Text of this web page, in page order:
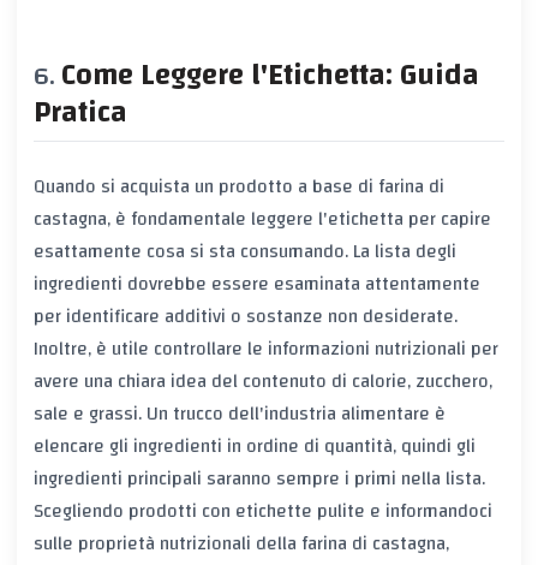
Come Leggere l'Etichetta: Guida
Pratica
Quando si acquista un prodotto a base di farina di
castagna, è fondamentale leggere l'etichetta per capire
esattamente cosa si sta consumando. La lista degli
ingredienti dovrebbe essere esaminata attentamente
per identificare additivi o sostanze non desiderate.
Inoltre, è utile controllare le informazioni nutrizionali per
avere una chiara idea del contenuto di calorie, zucchero,
sale e grassi. Un trucco dell'industria alimentare è
elencare gli ingredienti in ordine di quantità, quindi gli
ingredienti principali saranno sempre i primi nella lista.
Scegliendo prodotti con etichette pulite e informandoci
sulle proprietà nutrizionali della farina di castagna,